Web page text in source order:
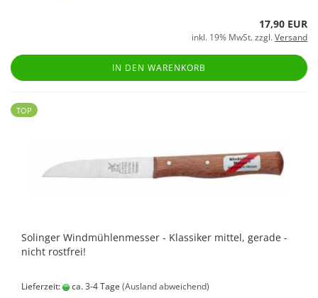
17,90 EUR
inkl. 19% MwSt. zzgl.Versand
IN DEN WARENKORB
TOP
Solinger Windmühlenmesser - Klassiker mittel, gerade -
nicht rostfrei!
Lieferzeit: ca. 3-4 Tage (Ausland abweichend)